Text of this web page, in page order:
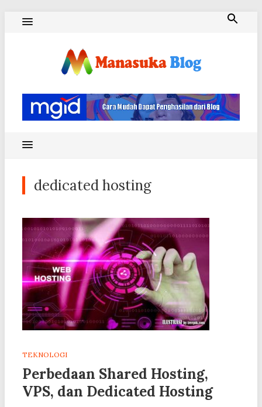
dedicated hosting
TEKNOLOGI
Perbedaan Shared Hosting,
VPS, dan Dedicated Hosting